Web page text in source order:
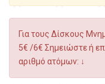
Για τους Δίσκους
5€ /6€ Σημειώστε ή
αριθμό ατόμων: ↓